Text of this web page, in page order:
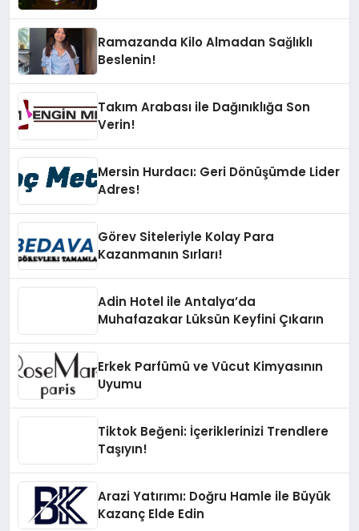
Ramazanda Kilo Almadan Sağlıklı
Beslenin!
Takım Arabası ile Dağınıklığa Son
Verin!
Mersin Hurdacı: Geri Dönüşümde Lider
Adres!
Görev Siteleriyle Kolay Para
Kazanmanın Sırları!
Adin Hotel ile Antalya’da
Muhafazakar Lüksün Keyfini Çıkarın
Erkek Parfümü ve Vücut Kimyasının
Uyumu
Tiktok Beğeni: İçeriklerinizi Trendlere
Taşıyın!
Arazi Yatırımı: Doğru Hamle ile Büyük
Kazanç Elde Edin